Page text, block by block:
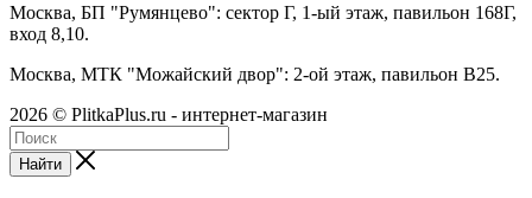
Москва, БП "Румянцево": сектор Г, 1-ый этаж, павильон 168Г,
вход 8,10.
Москва, МТК "Можайский двор": 2-ой этаж, павильон В25.
2026 © PlitkaPlus.ru - интернет-магазин
Найти